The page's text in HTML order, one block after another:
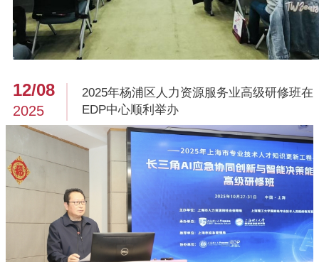
12/08
2025
2025年杨浦区人力资源服务业高级研修班在
EDP中心顺利举办